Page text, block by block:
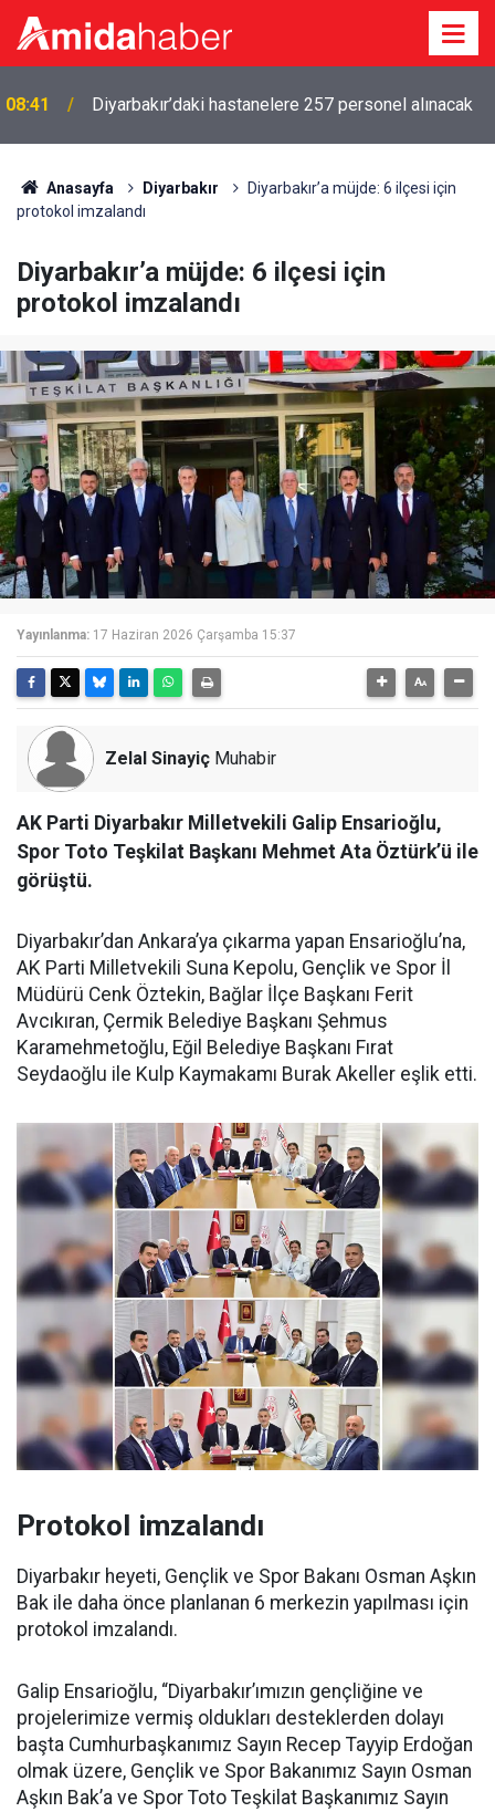
08:03 Amedspor altıncı sıradaydı, ilk üçe girdi
Anasayfa Diyarbakır
Diyarbakır’a müjde: 6 ilçesi için
protokol imzalandı
Diyarbakır’a müjde: 6 ilçesi için
protokol imzalandı
Yayınlanma: 17 Haziran 2026 Çarşamba 15:37
Zelal Sinayiç Muhabir
AK Parti Diyarbakır Milletvekili Galip Ensarioğlu,
Spor Toto Teşkilat Başkanı Mehmet Ata Öztürk’ü ile
görüştü.
Diyarbakır’dan Ankara’ya çıkarma yapan Ensarioğlu’na,
AK Parti Milletvekili Suna Kepolu, Gençlik ve Spor İl
Müdürü Cenk Öztekin, Bağlar İlçe Başkanı Ferit
Avcıkıran, Çermik Belediye Başkanı Şehmus
Karamehmetoğlu, Eğil Belediye Başkanı Fırat
Seydaoğlu ile Kulp Kaymakamı Burak Akeller eşlik etti.
Protokol imzalandı
Diyarbakır heyeti, Gençlik ve Spor Bakanı Osman Aşkın
Bak ile daha önce planlanan 6 merkezin yapılması için
protokol imzalandı.
Galip Ensarioğlu, “Diyarbakır’ımızın gençliğine ve
projelerimize vermiş oldukları desteklerden dolayı
başta Cumhurbaşkanımız Sayın Recep Tayyip Erdoğan
olmak üzere, Gençlik ve Spor Bakanımız Sayın Osman
Aşkın Bak’a ve Spor Toto Teşkilat Başkanımız Sayın